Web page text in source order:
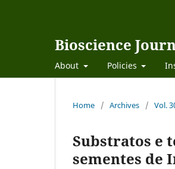
Bioscience
About Policies
Home / Archives / Vol.
Substratos e
sementes de